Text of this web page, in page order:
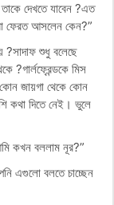
দেখতে যাবেন ?এত
ফেরত আসলেন কেন?”
?সাদাফ শুধু বলেছে
?গার্লফ্রেন্ডকে মিস
জায়গা থেকে কোন
কথা দিতে নেই। ভুলে
কখন বললাম নূর?”
এগুলো বলতে চাচ্ছেন